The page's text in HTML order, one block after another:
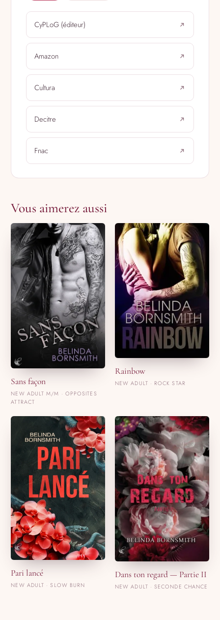
CyPLoG (éditeur)
Amazon
Cultura
Decitre
Fnac
Vous aimerez aussi
Sans façon
NEW ADULT M/M · OPPOSITES
ATTRACT
Rainbow
NEW ADULT · ROCK STAR
Pari lancé
NEW ADULT · SLOW BURN
Dans ton regard — Partie II
NEW ADULT · SECONDE CHANCE